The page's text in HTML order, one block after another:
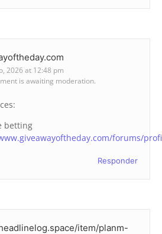
2026 at 12:48 pm
is awaiting moderation.
betting
forums/
Responder
item/planm-